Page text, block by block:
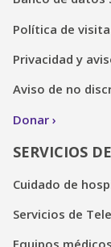
Política de
Privacidad y
Aviso de no
Donar
SERVICIOS
Cuidado de
Servicios de